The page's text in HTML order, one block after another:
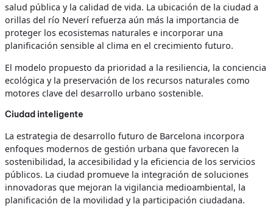
salud pública y la calidad de vida. La ubicación de la ciudad a
orillas del río Neverí refuerza aún más la importancia de
proteger los ecosistemas naturales e incorporar una
planificación sensible al clima en el crecimiento futuro.
El modelo propuesto da prioridad a la resiliencia, la conciencia
ecológica y la preservación de los recursos naturales como
motores clave del desarrollo urbano sostenible.
Ciudad inteligente
La estrategia de desarrollo futuro de Barcelona incorpora
enfoques modernos de gestión urbana que favorecen la
sostenibilidad, la accesibilidad y la eficiencia de los servicios
públicos. La ciudad promueve la integración de soluciones
innovadoras que mejoran la vigilancia medioambiental, la
planificación de la movilidad y la participación ciudadana.